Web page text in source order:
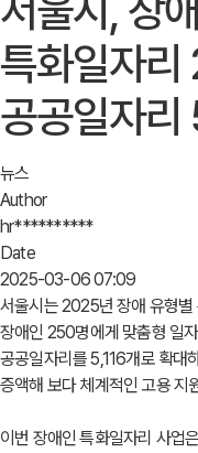
서울시, 장
특화일자
공공일자리
뉴스
Author
hr**********
Date
2025-03-06 07:09
서울시는 2025년 장애 유형별
장애인 250명에게 맞춤형 일
공공일자리를 5,116개로 확
증액해 보다 체계적인 고용 지
이번 장애인 특화일자리 사업